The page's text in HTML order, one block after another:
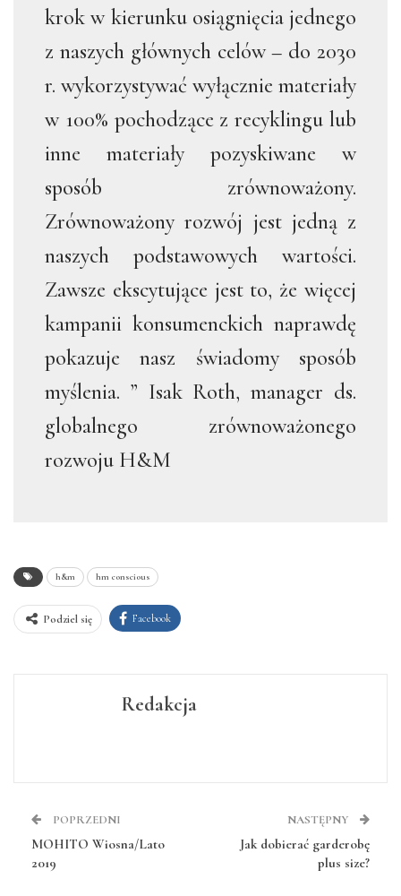
krok w kierunku osiągnięcia jednego
z naszych głównych celów – do 2030
r. wykorzystywać wyłącznie materiały
w 100% pochodzące z recyklingu lub
inne materiały pozyskiwane w
sposób zrównoważony.
Zrównoważony rozwój jest jedną z
naszych podstawowych wartości.
Zawsze ekscytujące jest to, że więcej
kampanii konsumenckich naprawdę
pokazuje nasz świadomy sposób
myślenia. ” Isak Roth, manager ds.
globalnego zrównoważonego
rozwoju H&M
h&m hm conscious
Podziel się Facebook
Redakcja
POPRZEDNI
MOHITO Wiosna/Lato
2019
NASTĘPNY
Jak dobierać garderobę
plus size?